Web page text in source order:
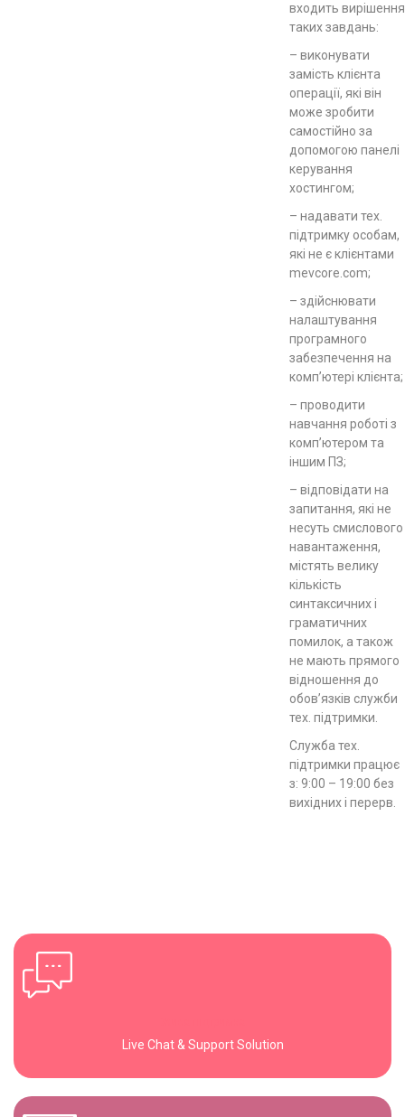
входить вирішення
таких завдань:
– виконувати
замість клієнта
операції, які він
може зробити
самостійно за
допомогою панелі
керування
хостингом;
– надавати тех.
підтримку особам,
які не є клієнтами
mevcore.com;
– здійснювати
налаштування
програмного
забезпечення на
комп’ютері клієнта;
– проводити
навчання роботі з
комп’ютером та
іншим ПЗ;
– відповідати на
запитання, які не
несуть смислового
навантаження,
містять велику
кількість
синтаксичних і
граматичних
помилок, а також
не мають прямого
відношення до
обов’язків служби
тех. підтримки.
Служба тех.
підтримки працює
з: 9:00 – 19:00 без
вихідних і перерв.
Live Chat & Support Solution